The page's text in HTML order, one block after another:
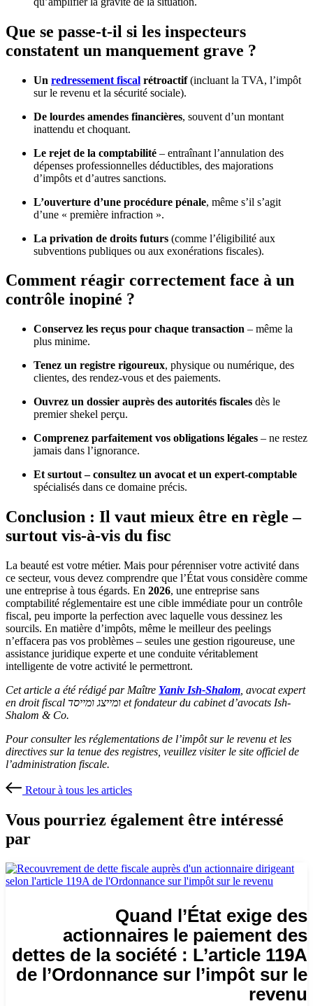
Que se passe-t-il si les inspecteurs
constatent un manquement grave ?
Un redressement fiscal rétroactif(incluant la TVA, l’impôt
sur le revenu et la sécurité sociale).
De lourdes amendes financières, souvent d’un montant
inattendu et choquant.
Le rejet de la comptabilité – entraînant l’annulation des
dépenses professionnelles déductibles, des majorations
d’impôts et d’autres sanctions.
L’ouverture d’une procédure pénale, même s’il s’agit
d’une « première infraction ».
La privation de droits futurs (comme l’éligibilité aux
subventions publiques ou aux exonérations fiscales).
Comment réagir correctement face à un
contrôle inopiné ?
Conservez les reçus pour chaque transaction – même la
plus minime.
Tenez un registre rigoureux, physique ou numérique, des
clientes, des rendez-vous et des paiements.
Ouvrez un dossier auprès des autorités fiscales dès le
premier shekel perçu.
Comprenez parfaitement vos obligations légales – ne restez
jamais dans l’ignorance.
Et surtout – consultez un avocat et un expert-comptable
spécialisés dans ce domaine précis.
Conclusion : Il vaut mieux être en règle –
surtout vis-à-vis du fisc
La beauté est votre métier. Mais pour pérenniser votre activité dans
ce secteur, vous devez comprendre que l’État vous considère comme
une entreprise à tous égards. En 2026, une entreprise sans
comptabilité réglementaire est une cible immédiate pour un contrôle
fiscal, peu importe la perfection avec laquelle vous dessinez les
sourcils. En matière d’impôts, même le meilleur des peelings
n’effacera pas vos problèmes – seules une gestion rigoureuse, une
assistance juridique experte et une conduite véritablement
intelligente de votre activité le permettront.
Cet article a été rédigé par Maître Yaniv Ish-Shalom , avocat expert
en droit fiscal ומייצג ומייסד et fondateur du cabinet d’avocats Ish-
Shalom & Co.
Pour consulter les réglementations de l’impôt sur le revenu et les
directives sur la tenue des registres, veuillez visiter le site officiel de
l’administration fiscale.
Retour à tous les articles
Vous pourriez également être intéressé
par
Quand l’État exige des
actionnaires le paiement des
dettes de la société : L’article 119A
de l’Ordonnance sur l’impôt sur le
revenu